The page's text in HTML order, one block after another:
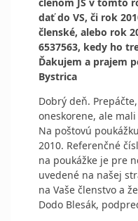
dať do VS, či rok
členské, alebo rok
6537563, kedy ho
Ďakujem a prajem
Bystrica
Dobrý deň.
oneskorene, ale
Na poštovú
2010. Referenčné
na poukážke je pre
uvedené na našej
na Vaše členstvo a
Dodo Blesák,